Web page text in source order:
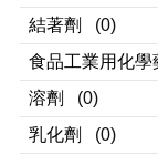
結著劑
(0)
食品工業用化學
溶劑
(0)
乳化劑
(0)